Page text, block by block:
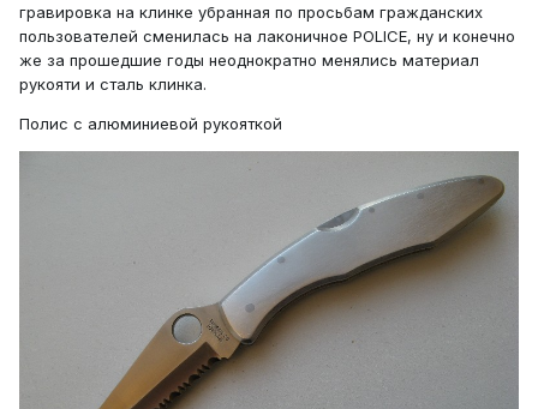
гравировка на клинке убранная по просьбам гражданских
пользователей сменилась на лаконичное POLICE, ну и конечно
же за прошедшие годы неоднократно менялись материал
рукояти и сталь клинка.
Полис с алюминиевой рукояткой